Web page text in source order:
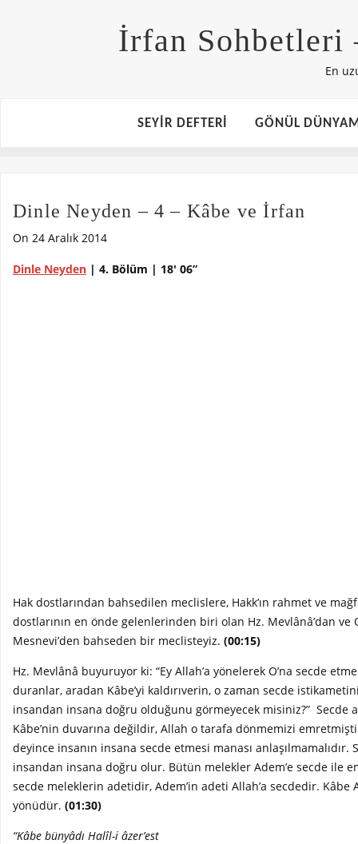
İrfan Sohbetleri
En
SEYİR DEFTERİ GÖNÜL
Dinle Neyden – 4 – Kâbe ve İrfan
On 24 Aralık 2014
Dinle Neyden | 4. Bölüm | 18′ 06”
Hak dostlarından bahsedilen meclislere, Hakk’ın rahmet ve
dostlarının en önde gelenlerinden biri olan Hz. Mevlânâ’dan ve
Mesnevi’den bahseden bir meclisteyiz. (00:15)
Hz. Mevlânâ buyuruyor ki: “Ey Allah’a yönelerek O’na secde
duranlar, aradan Kâbe’yi kaldırıverin, o zaman secde
insandan insana doğru olduğunu görmeyecek misiniz?” Secde
Kâbe’nin duvarına değildir, Allah o tarafa dönmemizi
deyince insanın insana secde etmesi manası
insandan insana doğru olur. Bütün melekler Adem’e secde ile
secde meleklerin adetidir, Adem’in adeti Allah’a secdedir. Kâbe
yönüdür. (01:30)
“Kâbe bünyâdı Halîl-i âzer’est